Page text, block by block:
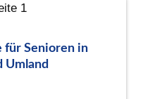
für Senioren in
Umland